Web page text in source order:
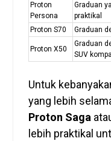
Proton
Persona
Graduan
praktikal
Proton S70
Graduan
Proton X50
Graduan
SUV
Untuk
yang lebih
Proton Saga
lebih praktikal